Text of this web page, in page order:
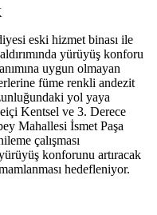
eski hizmet binası ile
yürüyüş konforu
uygun olmayan
füme renkli andezit
yol yaya
Kentsel ve 3. Derece
Mahallesi İsmet Paşa
çalışması
konforunu artıracak
hedefleniyor.